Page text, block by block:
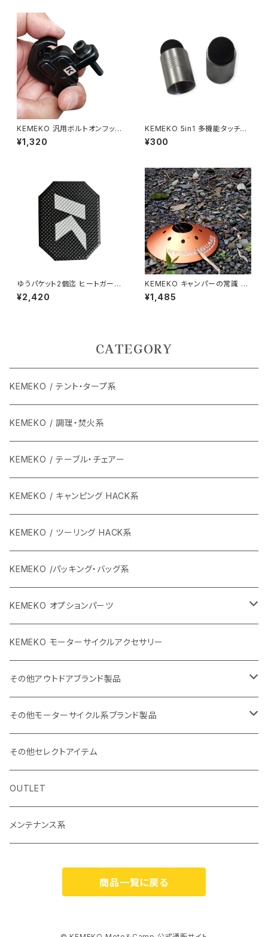
KEMEKO 汎用ボルトオンフック
6/8/10ｍｍ対応で簡単取り付
け
¥1,320
KEMEKO 5in1 多機能タッチペ
ン 交換用ペン先2個セット
¥300
ゆうパケット2個迄 ヒートガード
A1100-KIT ミドルサイズ Ｍサ
イズ 簡易組み立てキット 固定金
¥2,420
KEMEKO キャンパーの常識 ス
テークガード 単品 テントやター
プペグによる足指の怪我防止
¥1,485
CATEGORY
KEMEKO / テント・タープ系
KEMEKO / 調理・焚火系
KEMEKO / テーブル・チェアー
KEMEKO / キャンピング HACK系
KEMEKO / ツーリング HACK系
KEMEKO /パッキング・バッグ系
KEMEKO オプションパーツ
BBQグリル ひらっち
防水充電ケーブルシステム
カーボンポール
SHADE25 テント
シングルストラップ2
ヘルメット
KEMEKO モーターサイクルアクセサリー
その他アウトドアブランド製品
ストリームトレイル製品
バッグ
小物・サングラス・キャップ
ハルタホース
斧
ナイフ
レッドレンザー
バッグ
その他モーターサイクル系ブランド製品
NORIX SIMPSON
OSBE ITALY
ROCHET
ブラケットステー類
その他セレクトアイテム
OUTLET
メンテナンス系
商品一覧に戻る